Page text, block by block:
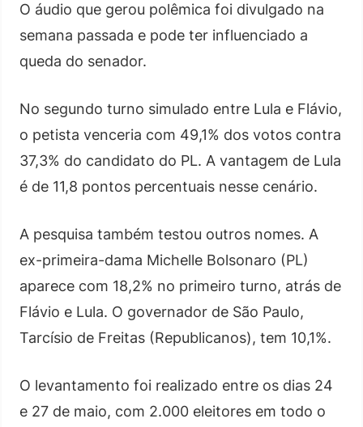
O áudio que gerou polêmica foi divulgado na
semana passada e pode ter influenciado a
queda do senador.
No segundo turno simulado entre Lula e Flávio,
o petista venceria com 49,1% dos votos contra
37,3% do candidato do PL. A vantagem de Lula
é de 11,8 pontos percentuais nesse cenário.
A pesquisa também testou outros nomes. A
ex-primeira-dama Michelle Bolsonaro (PL)
aparece com 18,2% no primeiro turno, atrás de
Flávio e Lula. O governador de São Paulo,
Tarcísio de Freitas (Republicanos), tem 10,1%.
O levantamento foi realizado entre os dias 24
e 27 de maio, com 2.000 eleitores em todo o